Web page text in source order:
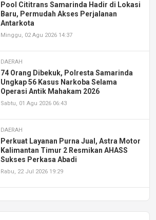
Pool Cititrans Samarinda Hadir di Lokasi
Baru, Permudah Akses Perjalanan
Antarkota
Minggu, 02 Agu 2026 14:37
DAERAH
74 Orang Dibekuk, Polresta Samarinda
Ungkap 56 Kasus Narkoba Selama
Operasi Antik Mahakam 2026
Sabtu, 01 Agu 2026 06:43
DAERAH
Perkuat Layanan Purna Jual, Astra Motor
Kalimantan Timur 2 Resmikan AHASS
Sukses Perkasa Abadi
Rabu, 22 Jul 2026 19:29